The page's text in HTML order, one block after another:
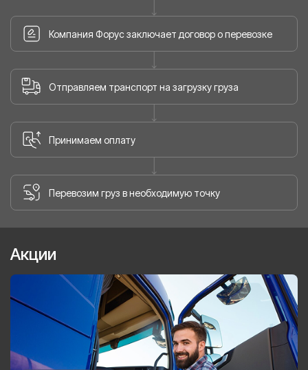
Компания Форус заключает договор о перевозке
Отправляем транспорт на загрузку груза
Принимаем оплату
Перевозим груз в необходимую точку
Акции